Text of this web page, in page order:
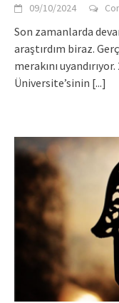
09/10/2024
Son zamanlarda
araştırdım biraz.
merakını
Üniversite’sinin [...]